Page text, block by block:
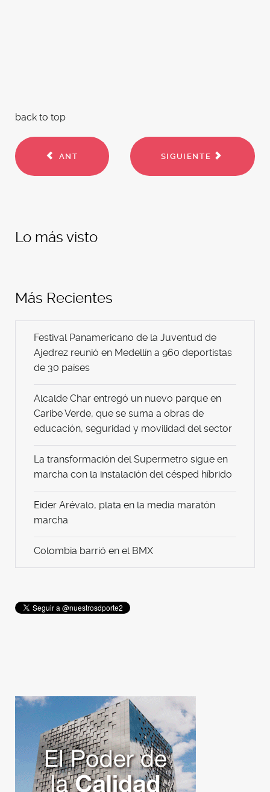
back to top
ANT SIGUIENTE
Lo más visto
Más Recientes
Festival Panamericano de la Juventud de
Ajedrez reunió en Medellín a 960 deportistas
de 30 países
Alcalde Char entregó un nuevo parque en
Caribe Verde, que se suma a obras de
educación, seguridad y movilidad del sector
La transformación del Supermetro sigue en
marcha con la instalación del césped híbrido
Eider Arévalo, plata en la media maratón
marcha
Colombia barrió en el BMX